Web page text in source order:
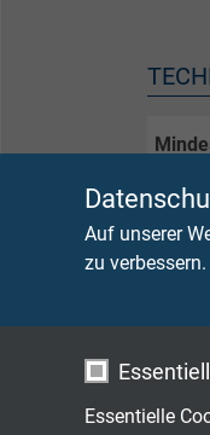
Auf unserer
zu verbessern.
Essentiell
Essentielle